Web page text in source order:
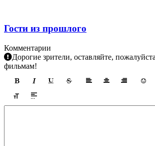
Гости из прошлого
Комментарии
Дорогие зрители, оставляйте,
фильмам!